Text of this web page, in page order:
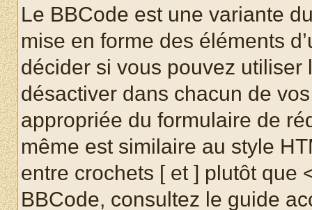
Le BBCode est une variante
mise en forme des éléments
décider si vous pouvez
désactiver dans chacun de
appropriée du formulaire de
même est similaire au style
entre crochets [ et ] plutôt que
BBCode, consultez le guide